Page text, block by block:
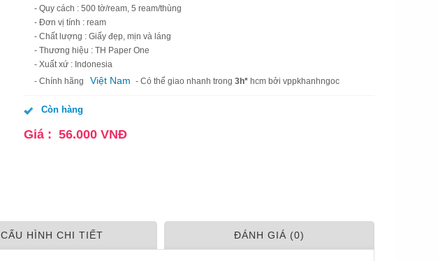
- Quy cách : 500 tờ/ream, 5 ream/thùng
- Đơn vị tính : ream
- Chất lượng : Giấy đẹp, mịn và láng
- Thương hiệu : TH Paper One
- Xuất xứ : Indonesia
- Chính hãng
Việt Nam - Có thể giao nhanh trong 3h* hcm bởi vppkhanhngoc
Còn hàng
Giá : 56.000 VNĐ
CẤU HÌNH CHI TIẾT ÐÁNH GIÁ (0)